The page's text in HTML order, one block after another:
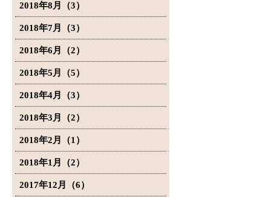
2018年8月（3）
2018年7月（3）
2018年6月（2）
2018年5月（5）
2018年4月（3）
2018年3月（2）
2018年2月（1）
2018年1月（2）
2017年12月（6）